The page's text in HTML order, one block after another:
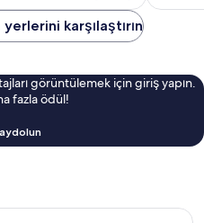
karşılaştırın
görüntülemek için giriş yapın.
fazla ödül!